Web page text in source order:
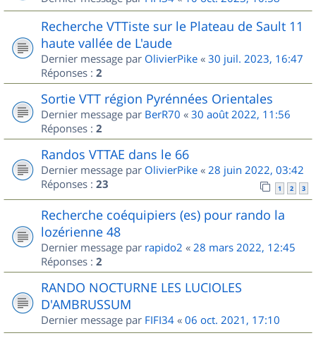
Recherche VTTiste sur le Plateau de Sault 11
haute vallée de L'aude
Dernier message par OlivierPike « 30 juil. 2023, 16:47
Réponses : 2
Sortie VTT région Pyrénnées Orientales
Dernier message par BerR70 « 30 août 2022, 11:56
Réponses : 2
Randos VTTAE dans le 66
Dernier message par OlivierPike « 28 juin 2022, 03:42
Réponses : 23 1 2 3
Recherche coéquipiers (es) pour rando la
lozérienne 48
Dernier message par rapido2 « 28 mars 2022, 12:45
Réponses : 2
RANDO NOCTURNE LES LUCIOLES
D'AMBRUSSUM
Dernier message par FIFI34 « 06 oct. 2021, 17:10